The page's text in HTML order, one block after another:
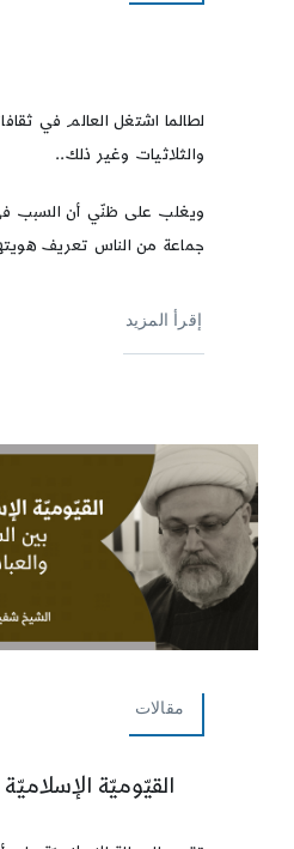
لطالما اشتغل العالم في
والثلاثيات وغير ذلك..
ويغلب على ظنّي أن السبب
جماعة من الناس تعريف
إقرأ المزيد
مقالات
القيّوميّة